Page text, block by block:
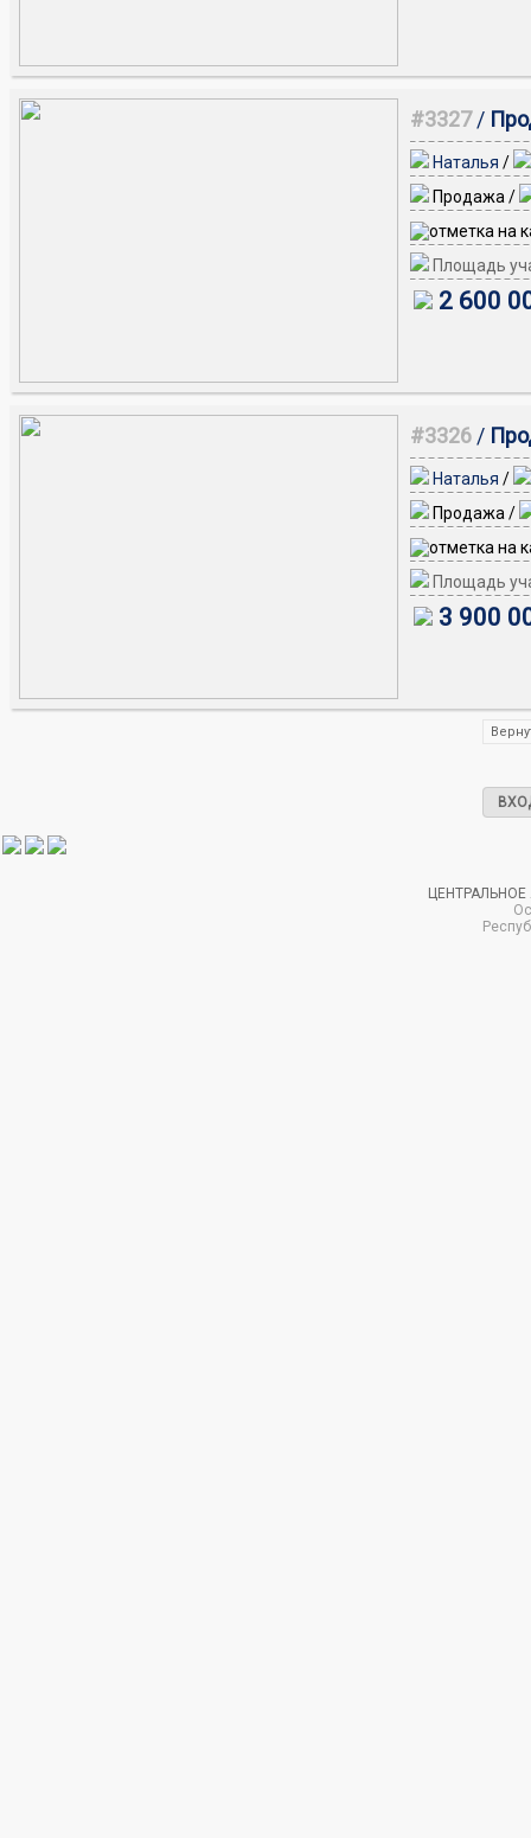
#3327/
Наталья /
Продажа /
Площадь
2 600
#3326 /
Наталья /
Продажа /
Площадь
3 900